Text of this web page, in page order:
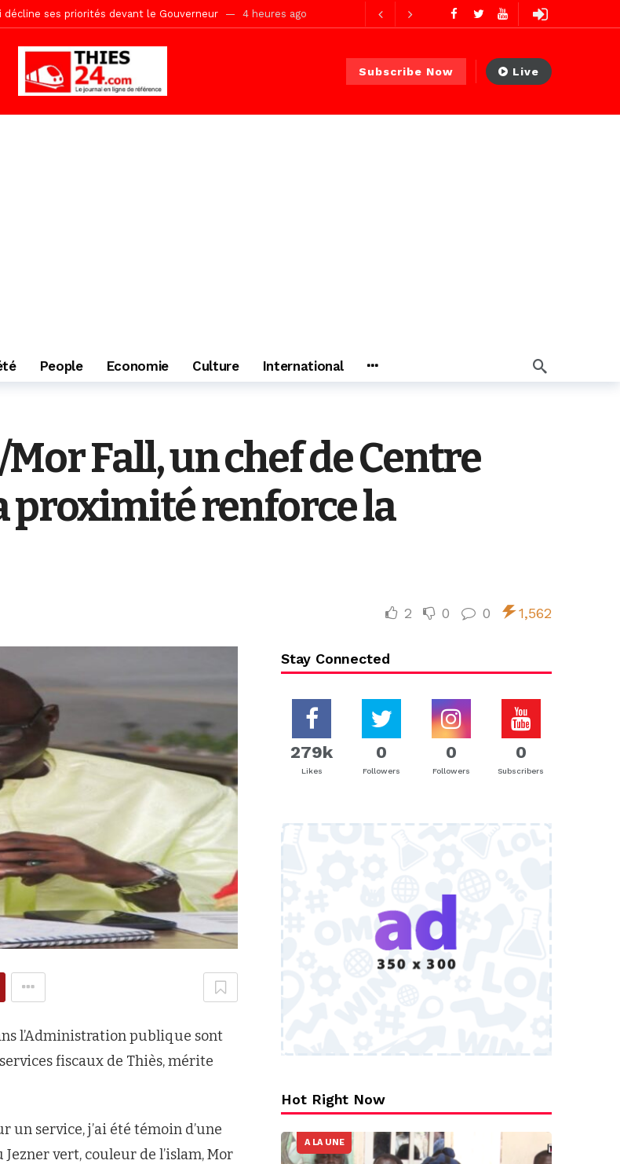
décline ses priorités devant le Gouverneur 4 heures ago
outillés dans le Boot Camp JAVA de Mboro
à Touba 1 jour ago
Bâ Ndiéguène 1 jour ago
Subscribe Now Live
People Economie Culture International
Fall, un chef de Centre
proximité renforce la
2 0 0 1,562
l’Administration publique sont
fiscaux de Thiès, mérite
un service, j’ai été témoin d’une
vert, couleur de l’islam, Mor
Stay Connected
279k
Likes
0
Followers
0
Followers
0
Subscribers
Hot Right Now
A LA UNE